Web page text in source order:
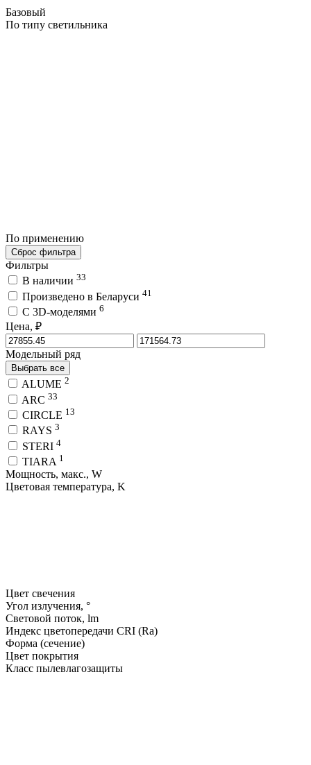
Базовый
По типу светильника
По применению
Сброс фильтра
Фильтры
В наличии 33
Произведено в Беларуси 41
C 3D-моделями 6
Цена, ₽
Модельный ряд
Выбрать все
ALUME 2
ARC 33
CIRCLE 13
RAYS 3
STERI 4
TIARA 1
Мощность, макс., W
Цветовая температура, K
Цвет свечения
Угол излучения, °
Световой поток, lm
Индекс цветопередачи CRI (Ra)
Форма (сечение)
Цвет покрытия
Класс пылевлагозащиты